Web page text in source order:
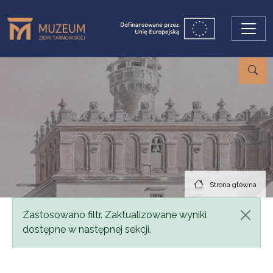
Strona główna
Komunikat
Zastosowano filtr. Zaktualizowane wyniki
dostępne w następnej sekcji.